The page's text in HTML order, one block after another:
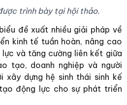
trình bày tại hội thảo.
đề xuất nhiều giải pháp về
kinh tế tuần hoàn, nâng cao
lực và tăng cường liên kết giữa
tạo, doanh nghiệp và người
xây dựng hệ sinh thái sinh kế
động lực cho sự phát triển